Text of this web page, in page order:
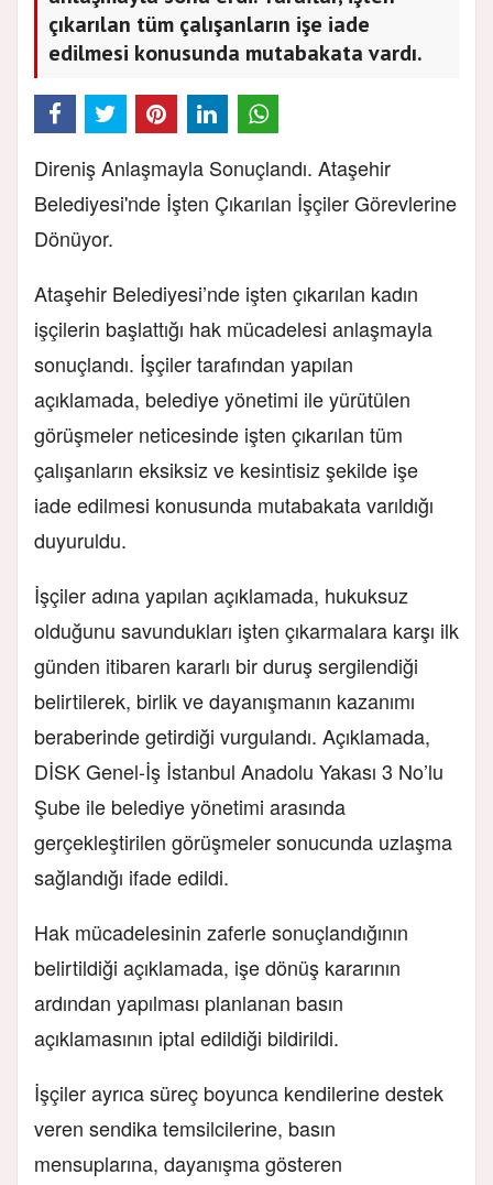
çıkarılan tüm çalışanların işe iade
edilmesi konusunda mutabakata vardı.
Direniş Anlaşmayla Sonuçlandı. Ataşehir
Belediyesi'nde İşten Çıkarılan İşçiler Görevlerine
Dönüyor.
Ataşehir Belediyesi’nde işten çıkarılan kadın
işçilerin başlattığı hak mücadelesi anlaşmayla
sonuçlandı. İşçiler tarafından yapılan
açıklamada, belediye yönetimi ile yürütülen
görüşmeler neticesinde işten çıkarılan tüm
çalışanların eksiksiz ve kesintisiz şekilde işe
iade edilmesi konusunda mutabakata varıldığı
duyuruldu.
İşçiler adına yapılan açıklamada, hukuksuz
olduğunu savundukları işten çıkarmalara karşı ilk
günden itibaren kararlı bir duruş sergilendiği
belirtilerek, birlik ve dayanışmanın kazanımı
beraberinde getirdiği vurgulandı. Açıklamada,
DİSK Genel-İş İstanbul Anadolu Yakası 3 No’lu
Şube ile belediye yönetimi arasında
gerçekleştirilen görüşmeler sonucunda uzlaşma
sağlandığı ifade edildi.
Hak mücadelesinin zaferle sonuçlandığının
belirtildiği açıklamada, işe dönüş kararının
ardından yapılması planlanan basın
açıklamasının iptal edildiği bildirildi.
İşçiler ayrıca süreç boyunca kendilerine destek
veren sendika temsilcilerine, basın
mensuplarına, dayanışma gösteren